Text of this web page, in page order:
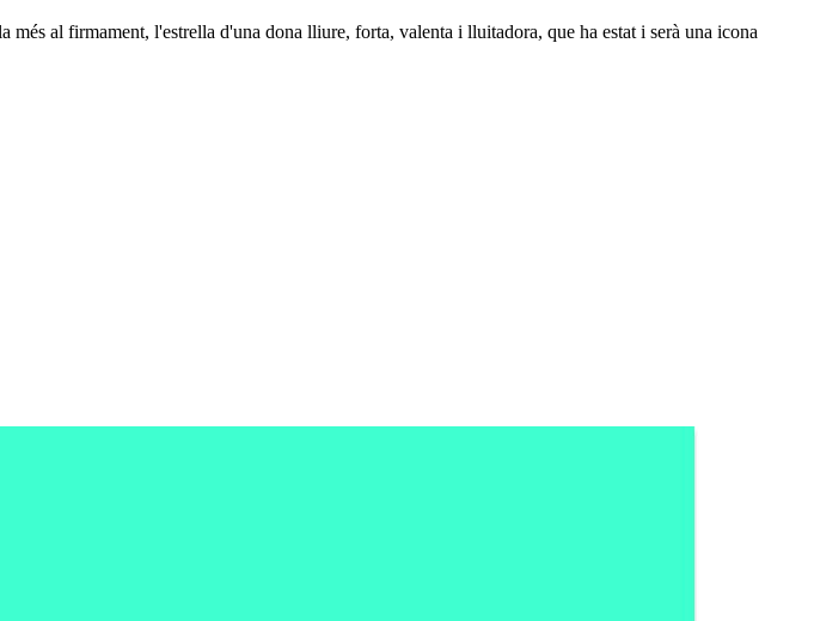
al firmament, l'estrella d'una dona lliure, forta, valenta i lluitadora, que ha estat i serà una icona